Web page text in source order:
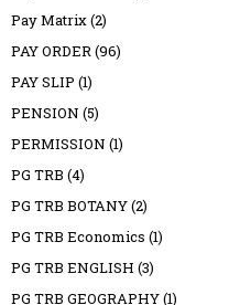
Pay Matrix(2)
PAY ORDER(96)
PAY SLIP (1)
PENSION (5)
PERMISSION (1)
PG TRB (4)
PG TRB BOTANY(2)
PG TRB Economics (1)
PG TRB ENGLISH (3)
PG TRB GEOGRAPHY(1)